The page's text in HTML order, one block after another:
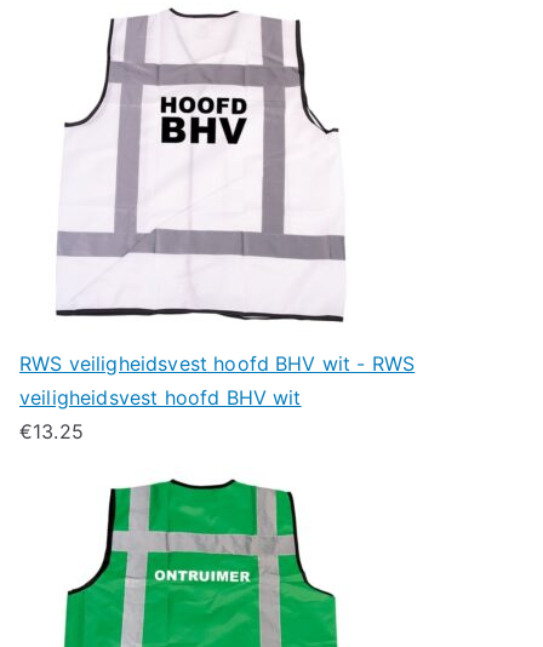
RWS veiligheidsvest hoofd BHV wit - RWS
veiligheidsvest hoofd BHV wit
€13.25